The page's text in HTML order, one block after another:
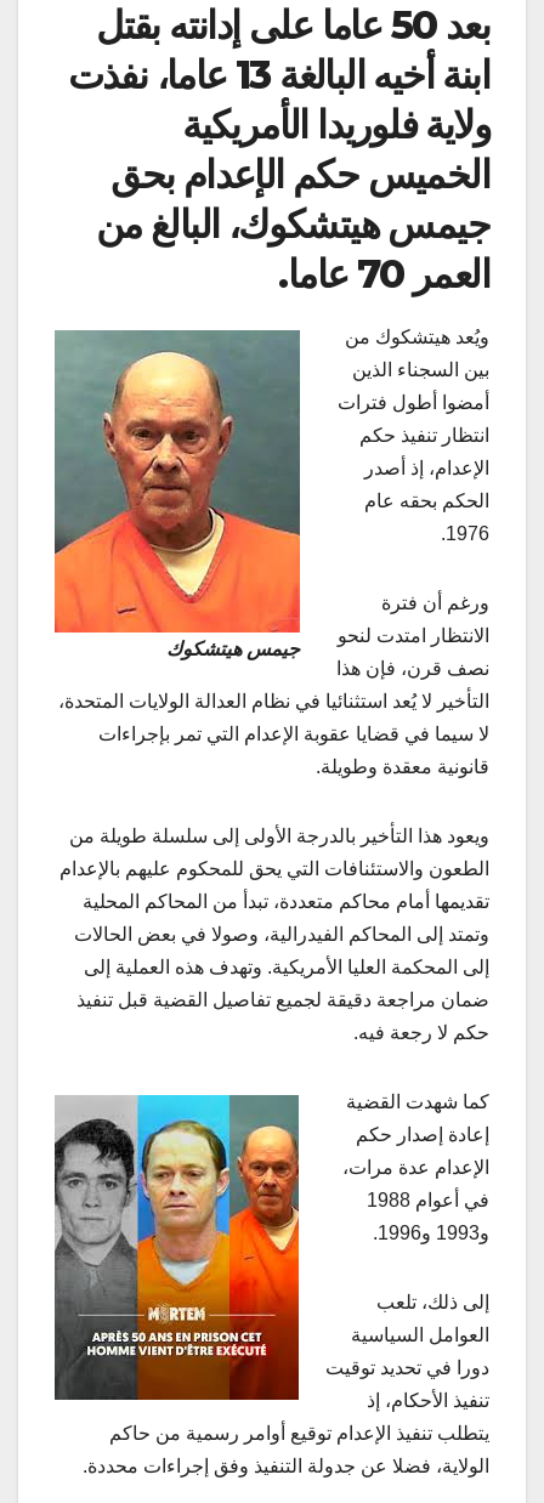
بعد 50 عاما على إدانته بقتل
ابنة أخيه البالغة 13 عاما، نفذت
ولاية فلوريدا الأمريكية
الخميس حكم الإعدام بحق
جيمس هيتشكوك، البالغ من
العمر 70 عاما
.
جيمس هيتشكوك
ويُعد هيتشكوك من
بين السجناء الذين
أمضوا أطول فترات
انتظار تنفيذ حكم
الإعدام، إذ أصدر
الحكم بحقه عام
1976.
ورغم أن فترة
الانتظار امتدت لنحو
نصف قرن، فإن هذا
التأخير لا يُعد استثنائيا في نظام العدالة الولايات المتحدة،
لا سيما في قضايا عقوبة الإعدام التي تمر بإجراءات
قانونية معقدة وطويلة.
ويعود هذا التأخير بالدرجة الأولى إلى سلسلة طويلة من
الطعون والاستئنافات التي يحق للمحكوم عليهم بالإعدام
تقديمها أمام محاكم متعددة، تبدأ من المحاكم المحلية
وتمتد إلى المحاكم الفيدرالية، وصولا في بعض الحالات
إلى المحكمة العليا الأمريكية. وتهدف هذه العملية إلى
ضمان مراجعة دقيقة لجميع تفاصيل القضية قبل تنفيذ
حكم لا رجعة فيه.
كما شهدت القضية
إعادة إصدار حكم
الإعدام عدة مرات،
في أعوام 1988
و1993 و1996.
إلى ذلك، تلعب
العوامل السياسية
دورا في تحديد توقيت
تنفيذ الأحكام، إذ
يتطلب تنفيذ الإعدام توقيع أوامر رسمية من حاكم
الولاية، فضلا عن جدولة التنفيذ وفق إجراءات محددة.